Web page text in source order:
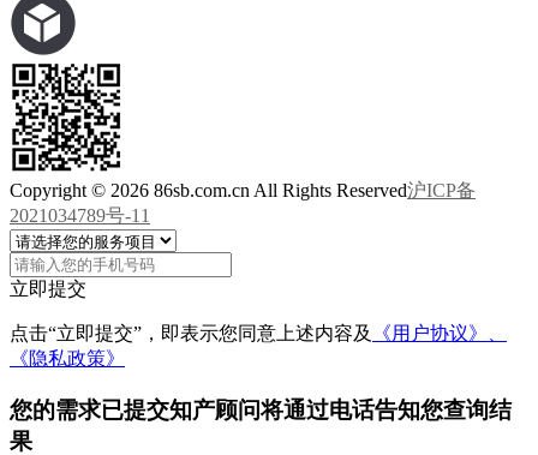
Copyright © 2026 86sb.com.cn All Rights Reserved沪ICP备
2021034789号-11
立即提交
点击“立即提交”，即表示您同意上述内容及
《用户协议》、
《隐私政策》
您的需求已提交知产顾问将通过电话告知您查询结
果